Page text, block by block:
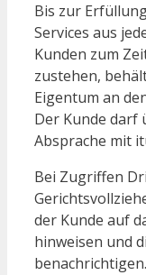
Bis zur
Services aus
Kunden zum
zustehen,
Eigentum an
Der Kunde darf
Absprache mit
Bei Zugriffen
der Kunde auf
hinweisen und
benachrichtigen.